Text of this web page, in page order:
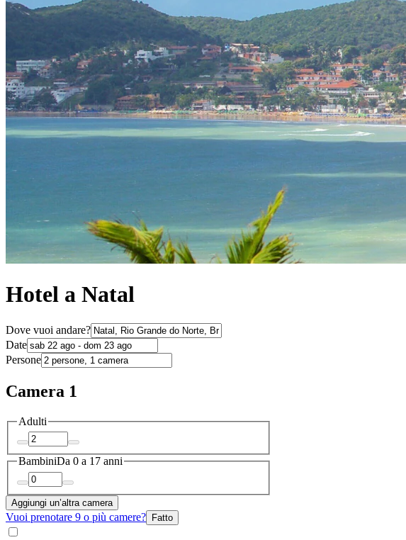
Hotel a Natal
Dove vuoi andare?
Date
Persone
Camera 1
Adulti
BambiniDa 0 a 17 anni
Aggiungi un’altra camera
Vuoi prenotare 9 o più camere? Fatto